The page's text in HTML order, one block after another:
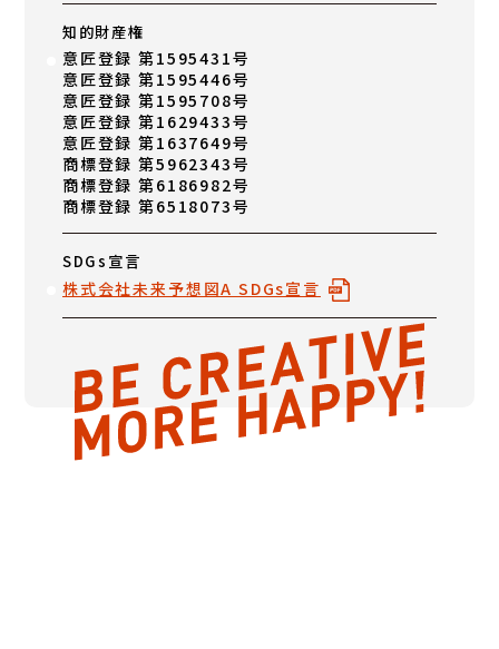
知的財産権
意匠登録 第1595431号
意匠登録 第1595446号
意匠登録 第1595708号
意匠登録 第1629433号
意匠登録 第1637649号
商標登録 第5962343号
商標登録 第6186982号
商標登録 第6518073号
SDGs宣言
株式会社未来予想図A SDGs宣言